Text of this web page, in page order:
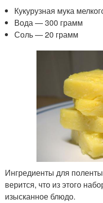
Кукурузная мука
Вода — 300 грамм
Соль — 20 грамм
Ингредиенты для
верится, что из этого
изысканное блюдо.